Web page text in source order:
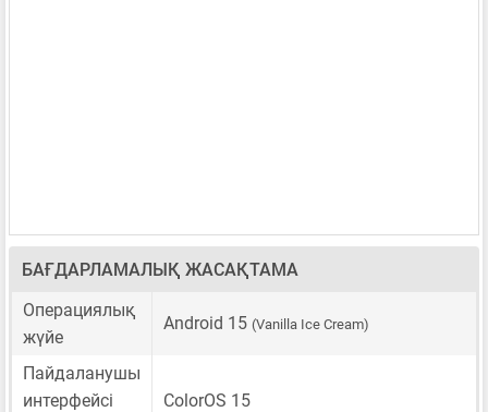
БАҒДАРЛАМАЛЫҚ ЖАСАҚТАМА
Операциялық
жүйе
Android 15 (Vanilla Ice Cream)
Пайдаланушы
интерфейсі
ColorOS 15